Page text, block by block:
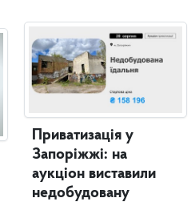
Приватизація у
Запоріжжі: на
аукціон виставили
недобудовану